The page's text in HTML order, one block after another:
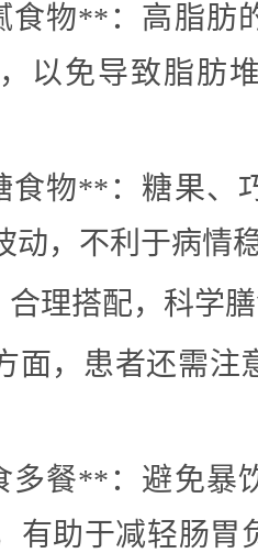
食物**：高脂肪
以免导致脂肪
食物**：糖果、
动，不利于病情稳
合理搭配，科学
面，患者还需注
多餐**：避免暴
有助于减轻肠胃